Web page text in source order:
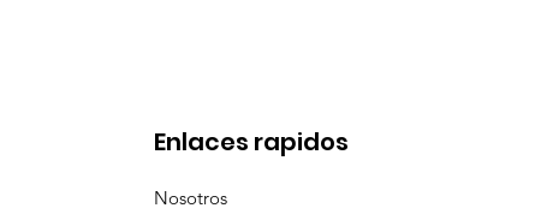
Enlaces rapidos
Nosotros